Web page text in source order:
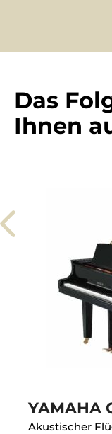
Das
Ihnen
YAMAHA
Akustischer